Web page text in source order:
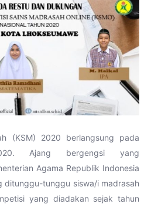
(KSM) 2020 berlangsung pada
Ajang bergengsi yang
Agama Republik Indonesia
ditunggu-tunggu siswa/i madrasah
yang diadakan sejak tahun